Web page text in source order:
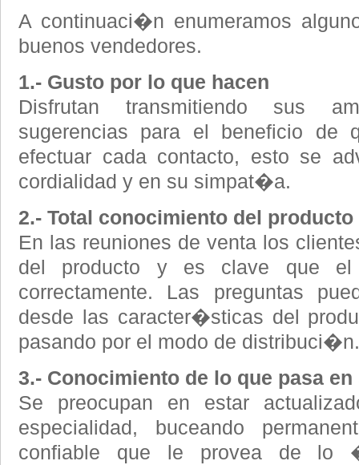
A continuaci�n enumeramos
buenos vendedores.
1.- Gusto por lo que hacen
Disfrutan transmitiendo sus
sugerencias para el beneficio de
efectuar cada contacto, esto se
cordialidad y en su simpat�a.
2.- Total conocimiento del producto
En las reuniones de venta los
del producto y es clave que el
correctamente. Las preguntas
desde las caracter�sticas del
pasando por el modo de distribuci�n.
3.- Conocimiento de lo que pasa
Se preocupan en estar
especialidad, buceando
confiable que le provea de lo